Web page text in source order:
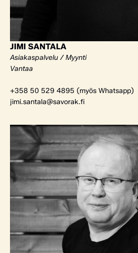
JIMI SANTALA
Asiakaspalvelu / Myynti
Vantaa
+358 50 529 4895 (myös Whatsapp)
jimi.santala@savorak.fi